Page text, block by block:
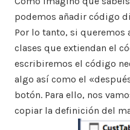
podemos añadir código
Por lo tanto, si queremos
clases que extiendan el
escribiremos el código
algo así como el
botón. Para ello, nos
copiar la definición del